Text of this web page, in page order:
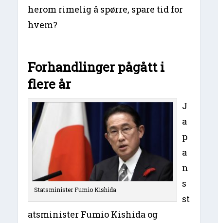
herom rimelig å spørre, spare tid for
hvem?
Forhandlinger pågått i
flere år
Statsminister Fumio Kishida
J
a
p
a
n
s
st
atsminister Fumio Kishida og